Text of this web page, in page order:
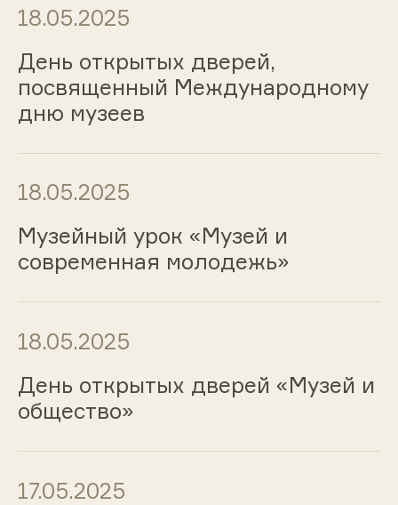
18.05.2025
День открытых дверей,
посвященный Международному
дню музеев
18.05.2025
Музейный урок «Музей и
современная молодежь»
18.05.2025
День открытых дверей «Музей и
общество»
17.05.2025